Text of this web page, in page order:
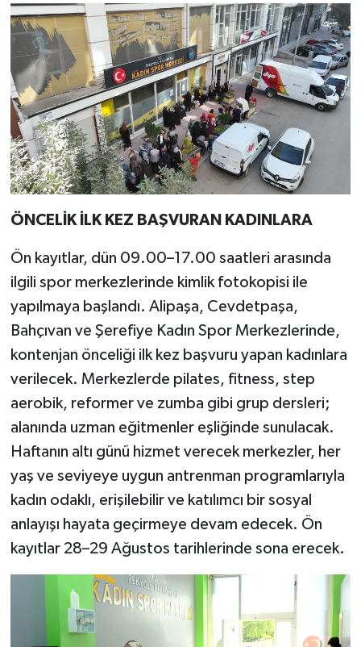
ÖNCELİK İLK KEZ BAŞVURAN KADINLARA
Ön kayıtlar, dün 09.00–17.00 saatleri arasında
ilgili spor merkezlerinde kimlik fotokopisi ile
yapılmaya başlandı. Alipaşa, Cevdetpaşa,
Bahçıvan ve Şerefiye Kadın Spor Merkezlerinde,
kontenjan önceliği ilk kez başvuru yapan kadınlara
verilecek. Merkezlerde pilates, fitness, step
aerobik, reformer ve zumba gibi grup dersleri;
alanında uzman eğitmenler eşliğinde sunulacak.
Haftanın altı günü hizmet verecek merkezler, her
yaş ve seviyeye uygun antrenman programlarıyla
kadın odaklı, erişilebilir ve katılımcı bir sosyal
anlayışı hayata geçirmeye devam edecek. Ön
kayıtlar 28–29 Ağustos tarihlerinde sona erecek.